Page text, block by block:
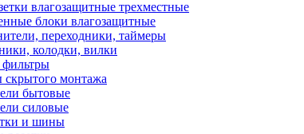
влагозащитные трехместные
блоки влагозащитные
переходники, таймеры
колодки, вилки
монтажа
бытовые
силовые
и шины